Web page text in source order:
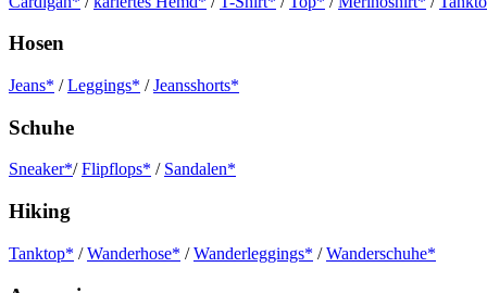
Hosen
Jeans* /Leggings* /Jeansshorts*
Schuhe
Sneaker*/Flipflops* / Sandalen*
Hiking
Tanktop* /Wanderhose* /Wanderleggings* /Wanderschuhe*